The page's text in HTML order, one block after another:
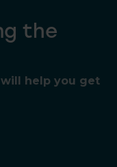
the
will help you get